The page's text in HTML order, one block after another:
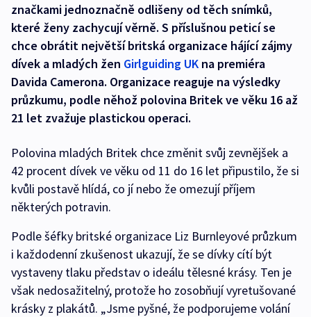
značkami jednoznačně odlišeny od těch snímků,
které ženy zachycují věrně. S příslušnou peticí se
chce obrátit největší britská organizace hájící zájmy
dívek a mladých žen Girlguiding UK na premiéra
Davida Camerona. Organizace reaguje na výsledky
průzkumu, podle něhož polovina Britek ve věku 16 až
21 let zvažuje plastickou operaci.
Polovina mladých Britek chce změnit svůj zevnějšek a
42 procent dívek ve věku od 11 do 16 let připustilo, že si
kvůli postavě hlídá, co jí nebo že omezují příjem
některých potravin.
Podle šéfky britské organizace Liz Burnleyové průzkum
i každodenní zkušenost ukazují, že se dívky cítí být
vystaveny tlaku představ o ideálu tělesné krásy. Ten je
však nedosažitelný, protože ho zosobňují vyretušované
krásky z plakátů. „Jsme pyšné, že podporujeme volání